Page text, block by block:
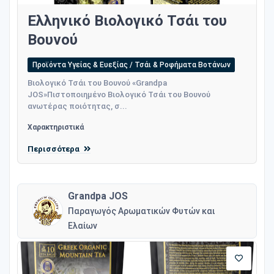
Ελληνικό Βιολογικό Τσάι του
Βουνού
Προϊόντα Υγείας & Ευεξίας / Τσάι & Ροφήματα Βοτάνων
Βιολογικό Τσάι του Βουνού «Grandpa
JOS»Πιστοποιημένο Βιολογικό Τσάι του Βουνού
ανωτέρας ποιότητας, σ...
Χαρακτηριστικά
Περισσότερα
Grandpa JOS
Παραγωγός Αρωματικών Φυτών και
Ελαίων